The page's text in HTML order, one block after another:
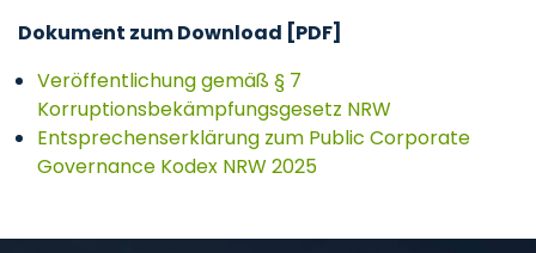
Dokument zum Download [PDF]
Veröffentlichung gemäß § 7
Korruptionsbekämpfungsgesetz NRW
Entsprechenserklärung zum Public Corporate
Governance Kodex NRW 2025